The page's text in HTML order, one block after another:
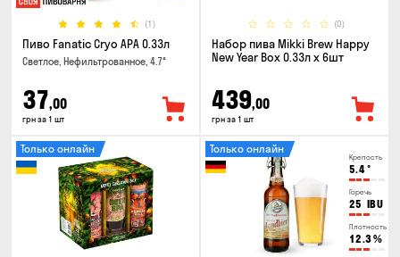
(1)
Пиво Fanatic Cryo APA 0.33л
Светлое, Нефильтрованное, 4.7°
37,00
грн за 1 шт
(0)
Набор пива Mikki Brew Happy
New Year Box 0.33л x 6шт
439,00
грн за 1 шт
Только онлайн
Крепость
5.4°
Горечь
25 IBU
Плотность
12.3%
Только онлайн